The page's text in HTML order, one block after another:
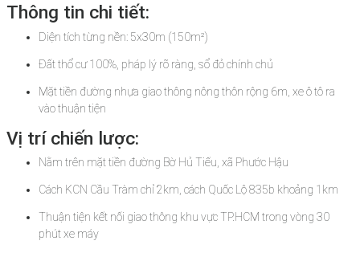
Thông tin chi tiết:
Diện tích từng nền: 5x30m (150m²)
Đất thổ cư 100%, pháp lý rõ ràng, sổ đỏ chính chủ
Mặt tiền đường nhựa giao thông nông thôn rộng 6m, xe ô tô ra
vào thuận tiện
Vị trí chiến lược:
Nằm trên mặt tiền đường Bờ Hủ Tiếu, xã Phước Hậu
Cách KCN Cầu Tràm chỉ 2km, cách Quốc Lộ 835b khoảng 1km
Thuận tiện kết nối giao thông khu vực TP.HCM trong vòng 30
phút xe máy